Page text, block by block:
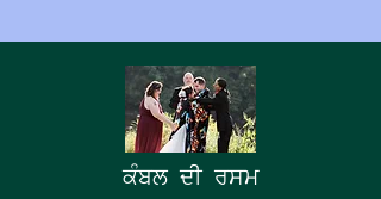
ਕੰਬਲ ਦੀ ਰਸਮ